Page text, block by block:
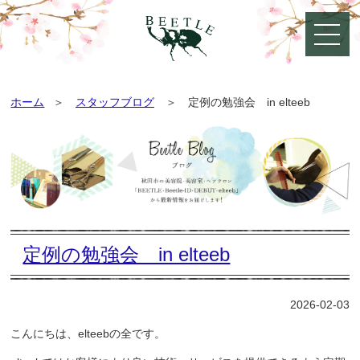
ホーム スタッフブログ 定例の勉強会 in elteeb
定例の勉強会 in elteeb
2026-02-03
こんにちは、elteebの全です。